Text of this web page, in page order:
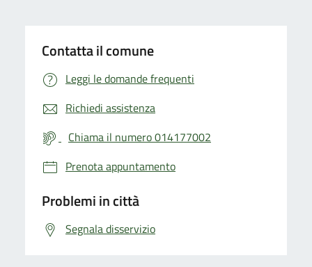
Contatta il comune
Leggi le domande frequenti
Richiedi assistenza
Chiama il numero 014177002
Prenota appuntamento
Problemi in città
Segnala disservizio